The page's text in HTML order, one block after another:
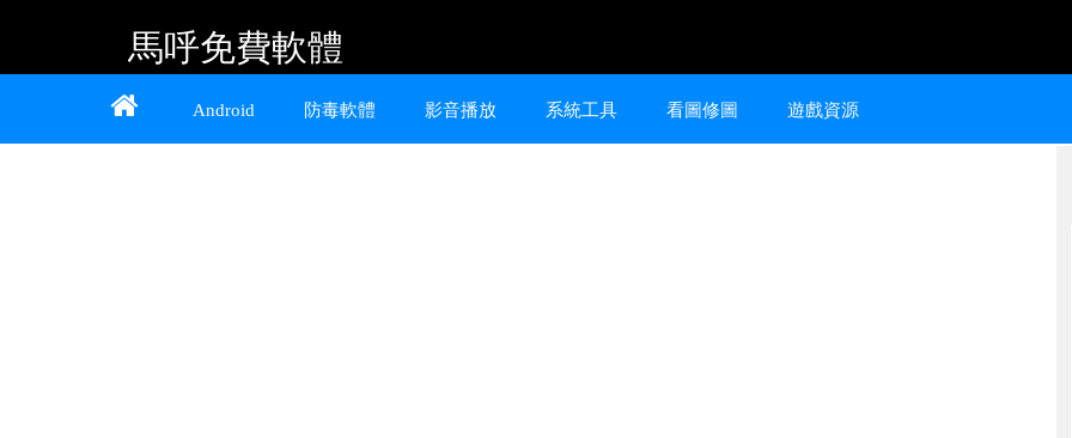
Home About Contact
馬呼免費軟體
提供 Android、iOS 好用的手機應用程式及
Android 防毒軟體 影音播放 系統工具 看圖修圖 遊戲資源